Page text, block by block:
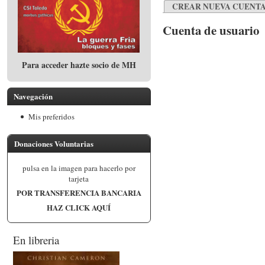
Para acceder hazte socio de MH
Navegación
Mis preferidos
Donaciones Voluntarias
pulsa en la imagen para hacerlo por
tarjeta
POR TRANSFERENCIA BANCARIA
HAZ CLICK AQUÍ
En libreria
CREAR NUEVA CUENTA
Cuenta de usuario